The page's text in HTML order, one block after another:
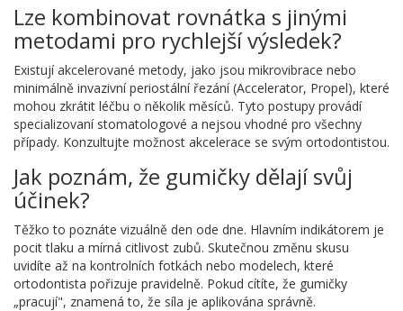
Lze kombinovat rovnátka s jinými
metodami pro rychlejší výsledek?
Existují akcelerované metody, jako jsou mikrovibrace nebo
minimálně invazivní periostální řezání (Accelerator, Propel), které
mohou zkrátit léčbu o několik měsíců. Tyto postupy provádí
specializovaní stomatologové a nejsou vhodné pro všechny
případy. Konzultujte možnost akcelerace se svým ortodontistou.
Jak poznám, že gumičky dělají svůj
účinek?
Těžko to poznáte vizuálně den ode dne. Hlavním indikátorem je
pocit tlaku a mírná citlivost zubů. Skutečnou změnu skusu
uvidíte až na kontrolních fotkách nebo modelech, které
ortodontista pořizuje pravidelně. Pokud cítíte, že gumičky
„pracují", znamená to, že síla je aplikována správně.